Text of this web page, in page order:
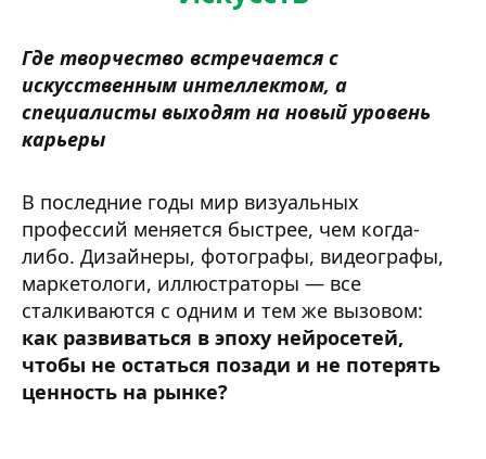
Где творчество встречается с
искусственным интеллектом, а
специалисты выходят на новый уровень
карьеры
В последние годы мир визуальных
профессий меняется быстрее, чем когда-
либо. Дизайнеры, фотографы, видеографы,
маркетологи, иллюстраторы — все
сталкиваются с одним и тем же вызовом:
как развиваться в эпоху нейросетей,
чтобы не остаться позади и не потерять
ценность на рынке?